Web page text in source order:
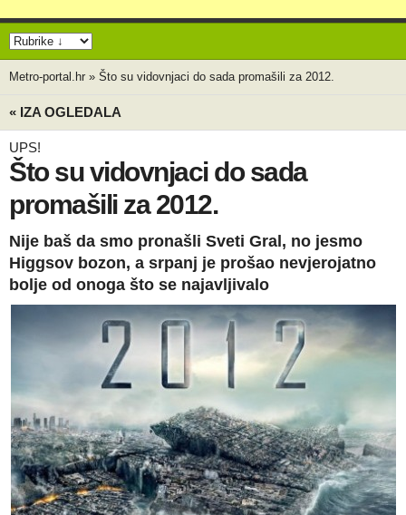
Metro-portal.hr » Što su vidovnjaci do sada promašili za 2012.
« IZA OGLEDALA
UPS!
Što su vidovnjaci do sada
promašili za 2012.
Nije baš da smo pronašli Sveti Gral, no jesmo
Higgsov bozon, a srpanj je prošao nevjerojatno
bolje od onoga što se najavljivalo